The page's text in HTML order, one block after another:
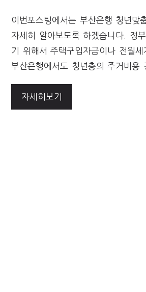
이번포스팅에서는 부산은행 청년맞
자세히 알아보도록 하겠습니다. 정
기 위해서 주택구입자금이나 전월
부산은행에서도 청년층의 주거비
자세히보기